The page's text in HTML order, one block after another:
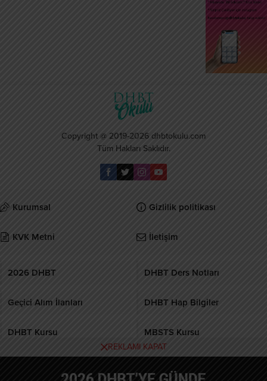
Copyright @ 2019-2026 dhbtokulu.com
Tüm Hakları Saklıdır.
Kurumsal Gizlilik politikası
KVK Metni İletişim
2026 DHBT DHBT Ders Notları
Geçici Alım İlanları DHBT Hap Bilgiler
DHBT Kursu MBSTS Kursu
REKLAMI KAPAT